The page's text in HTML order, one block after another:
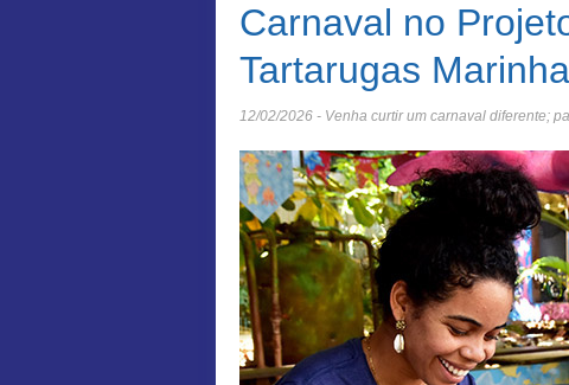
Carnaval no
Tartarugas
12/02/2026 - Venha curtir um carnaval diferente;